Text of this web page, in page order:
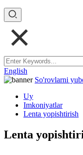
English
So'rovlarni
Uy
Imkoniyatlar
Lenta yopishtirish
Lenta